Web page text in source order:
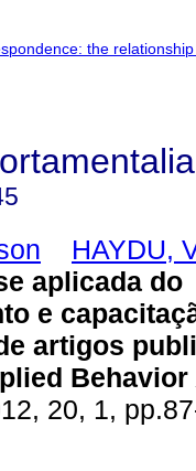
HAYDU,
aplicada do
e
artigos
20, 1,